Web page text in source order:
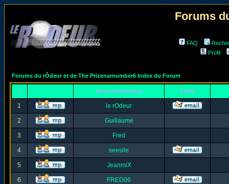
Forums
FAQ
Profil
Forums du rÔdeur et de The Prizenarnumber6 Index du Forum
# Nom d'utilisateur Email
1 le rOdeur
2 Guillaume
3 Fred
4 seesile
5 JeanmiX
6 FRED06